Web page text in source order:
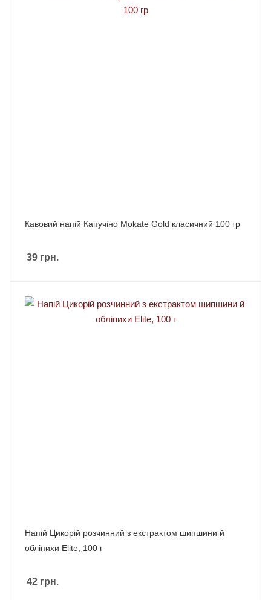
Кавовий напій Капучіно Mokate Gold класичний 100 гр
39 грн.
Напій Цикорій розчинний з екстрактом шипшини й
обліпихи Elite, 100 г
42 грн.